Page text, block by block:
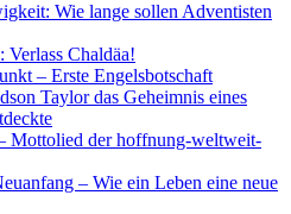
Wie lange sollen Adventisten
Chaldäa!
– Erste Engelsbotschaft
Taylor das Geheimnis eines
Mottolied der hoffnung-weltweit-
– Wie ein Leben eine neue